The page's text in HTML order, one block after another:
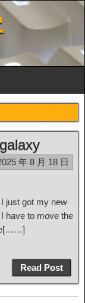
年 8 月 18 日
just got my new
have to move the
Read Post